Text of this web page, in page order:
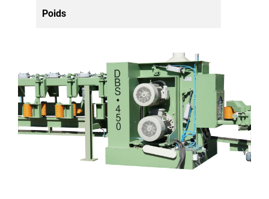
Poids